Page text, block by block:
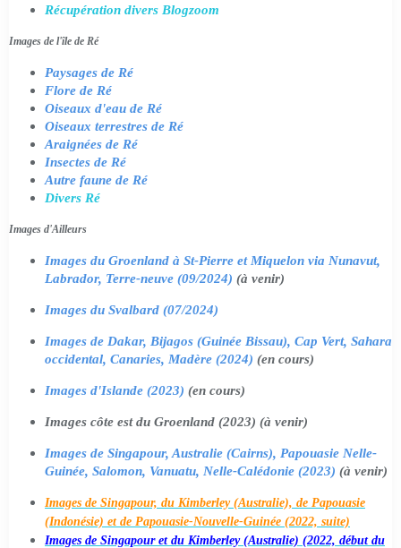
Récupération divers Blogzoom
Images de l'île de Ré
Paysages de Ré
Flore de Ré
Oiseaux d'eau de Ré
Oiseaux terrestres de Ré
Araignées de Ré
Insectes de Ré
Autre faune de Ré
Divers Ré
Images d'Ailleurs
Images du Groenland à St-Pierre et Miquelon via Nunavut,
Labrador, Terre-neuve (09/2024) (à venir)
Images du Svalbard (07/2024)
Images de Dakar, Bijagos (Guinée Bissau), Cap Vert, Sahara
occidental, Canaries, Madère (2024) (en cours)
Images d'Islande (2023) (en cours)
Images côte est du Groenland (2023) (à venir)
Images de Singapour, Australie (Cairns), Papouasie Nelle-
Guinée, Salomon, Vanuatu, Nelle-Calédonie (2023) (à venir)
Images de Singapour, du Kimberley (Australie), de Papouasie
(Indonésie) et de Papouasie-Nouvelle-Guinée (2022, suite)
Images de Singapour et du Kimberley (Australie) (2022, début du